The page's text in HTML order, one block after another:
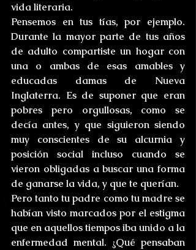
vida literaria.
Pensemos en tus tías, por ejemplo.
Durante la mayor parte de tus años
de adulto compartiste un hogar con
una o ambas de esas amables y
educadas damas de Nueva
Inglaterra. Es de suponer que eran
pobres pero orgullosas, como se
decía antes, y que siguieron siendo
muy conscientes de su alcurnia y
posición social incluso cuando se
vieron obligadas a buscar una forma
de ganarse la vida, y que te querían.
Pero tanto tu padre como tu madre se
habían visto marcados por el estigma
que en aquellos tiempos iba unido a la
enfermedad mental. ¿Qué pensaban